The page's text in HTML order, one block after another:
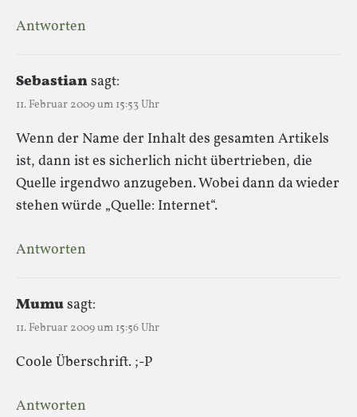
Antworten
Sebastiansagt:
11. Februar 2009 um 15:53 Uhr
Wenn der Name der Inhalt des gesamten Artikels
ist, dann ist es sicherlich nicht übertrieben, die
Quelle irgendwo anzugeben. Wobei dann da wieder
stehen würde „Quelle: Internet“.
Antworten
Mumusagt:
11. Februar 2009 um 15:56 Uhr
Coole Überschrift. ;-P
Antworten